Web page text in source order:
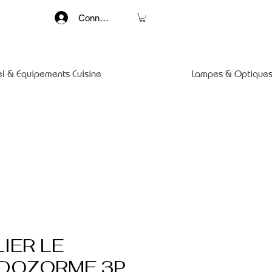
Connexion
& Equipements Cuisine Lampes &
LE